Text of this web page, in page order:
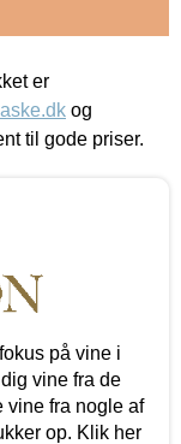
er
og
til gode priser.
på vine i
vine fra de
vine fra nogle af
op. Klik her